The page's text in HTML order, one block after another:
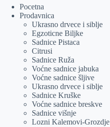
Pocetna
Prodavnica
Ukrasno drvece i siblje
Egzoticne Biljke
Sadnice Pistaca
Citrusi
Sadnice Ruža
Voćne sadnice jabuka
Voćne sadnice šljive
Ukrasno drvece i siblje
Sadnice Kruške
Voćne sadnice breskve
Sadnice višnje
Lozni Kalemovi-Grozdje